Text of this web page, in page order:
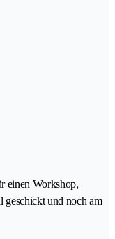
einen Workshop,
geschickt und noch am